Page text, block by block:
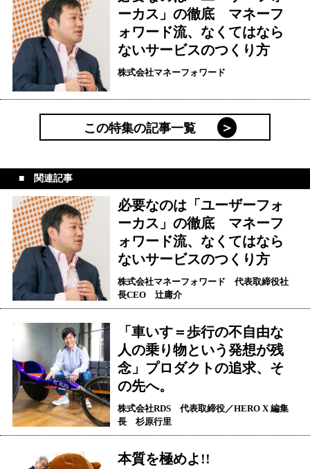
ーカス」の徹底 マネーフ
ォワード流、なくてはなら
ないサービスのつくり方
株式会社マネーフォワード
この特集の記事一覧
関連記事
必要なのは「ユーザーフォ
ーカス」の徹底 マネーフ
ォワード流、なくてはなら
ないサービスのつくり方
株式会社マネーフォワード 代表取締役社
長CEO 辻庸介
「車いす＝歩行の不自由な
人の乗り物という発想が残
念」プロダクトの追求、そ
の先へ。
株式会社RDS 代表取締役／HERO X 編集
長 杉原行里
本質を極めよ!!